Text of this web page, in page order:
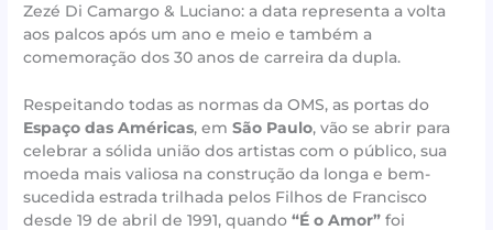
Zezé Di Camargo & Luciano: a data representa a volta
aos palcos após um ano e meio e também a
comemoração dos 30 anos de carreira da dupla.
Respeitando todas as normas da OMS, as portas do
Espaço das Américas, emSão Paulo, vão se abrir para
celebrar a sólida união dos artistas com o público, sua
moeda mais valiosa na construção da longa e bem-
sucedida estrada trilhada pelos Filhos de Francisco
desde 19 de abril de 1991, quando“É o Amor” foi